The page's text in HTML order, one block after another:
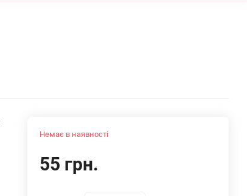
Немає в наявності
55 грн.